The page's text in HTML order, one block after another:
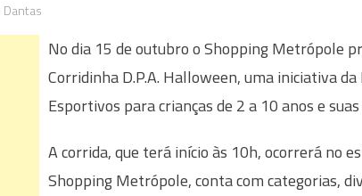
No dia 15 de outubro o Shopping Metrópole
Corridinha D.P.A. Halloween, uma iniciativa da
Esportivos para crianças de 2 a 10 anos e
A corrida, que terá início às 10h, ocorrerá no
Shopping Metrópole, conta com categorias,